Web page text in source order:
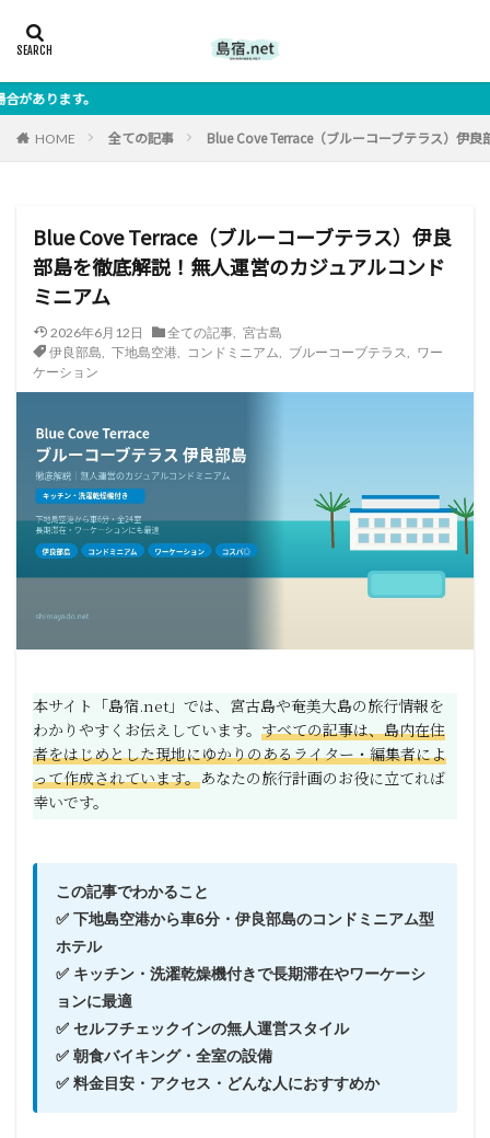
HOME 全ての記事 Blue Cove Terrace（ブルーコーブテラス）伊
Blue Cove Terrace（ブルーコーブテラス）伊良
部島を徹底解説！無人運営のカジュアルコンド
ミニアム
2026年6月12日 全ての記事
宮古島
伊良部島
下地島空港, コンドミニアム ブルーコーブテラス
ワー
ケーション
本サイト「島宿.net」では、宮古島や奄美大島の旅行情報を
わかりやすくお伝えしています。 すべての記事は、島内在住
者をはじめとした現地にゆかりのあるライター・編集者によ
って作成されています。あなたの旅行計画のお役に立てれば
幸いです。
この記事でわかること
✅ 下地島空港から車6分・伊良部島のコンドミニアム型
ホテル
✅ キッチン・洗濯乾燥機付きで長期滞在やワーケーシ
ョンに最適
✅ セルフチェックインの無人運営スタイル
✅ 朝食バイキング・全室の設備
✅ 料金目安・アクセス・どんな人におすすめか